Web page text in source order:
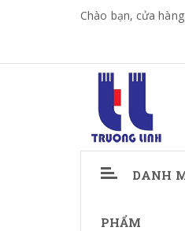
Chào bạn, cửa
DANH
PHẨM